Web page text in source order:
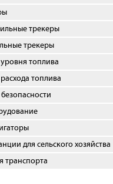
трекеры
трекеры
топлива
топлива
для сельского хозяйства
транспорта